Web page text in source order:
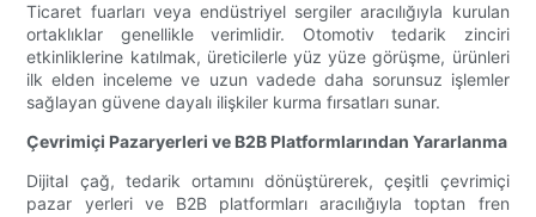
Ticaret fuarları veya endüstriyel sergiler aracılığıyla kurulan
ortaklıklar genellikle verimlidir. Otomotiv tedarik zinciri
etkinliklerine katılmak, üreticilerle yüz yüze görüşme, ürünleri
ilk elden inceleme ve uzun vadede daha sorunsuz işlemler
sağlayan güvene dayalı ilişkiler kurma fırsatları sunar.
Çevrimiçi Pazaryerleri ve B2B Platformlarından Yararlanma
Dijital çağ, tedarik ortamını dönüştürerek, çeşitli çevrimiçi
pazar yerleri ve B2B platformları aracılığıyla toptan fren